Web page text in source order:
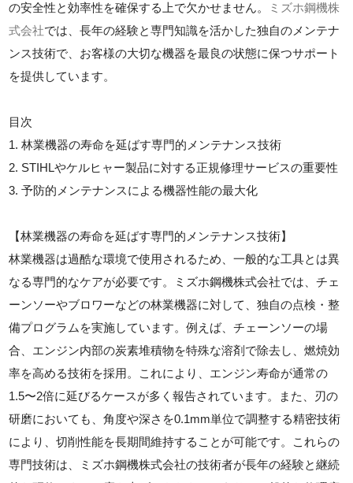
の安全性と効率性を確保する上で欠かせません。
ミズホ鋼機株
式会社では、長年の経験と専門知識を活かした独自のメンテナ
ンス技術で、お客様の大切な機器を最良の状態に保つサポート
を提供しています。
目次
1. 林業機器の寿命を延ばす専門的メンテナンス技術
2. STIHLやケルヒャー製品に対する正規修理サービスの重要性
3. 予防的メンテナンスによる機器性能の最大化
【林業機器の寿命を延ばす専門的メンテナンス技術】
林業機器は過酷な環境で使用されるため、一般的な工具とは異
なる専門的なケアが必要です。ミズホ鋼機株式会社では、チェ
ーンソーやブロワーなどの林業機器に対して、独自の点検・整
備プログラムを実施しています。例えば、チェーンソーの場
合、エンジン内部の炭素堆積物を特殊な溶剤で除去し、燃焼効
率を高める技術を採用。これにより、エンジン寿命が通常の
1.5〜2倍に延びるケースが多く報告されています。また、刃の
研磨においても、角度や深さを0.1mm単位で調整する精密技術
により、切削性能を長期間維持することが可能です。これらの
専門技術は、ミズホ鋼機株式会社の技術者が長年の経験と継続